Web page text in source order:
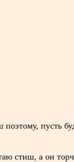
пусть
стиш, а он